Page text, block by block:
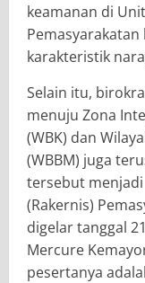
keamanan di
karakteristik
Selain itu,
menuju Zona
(WBK) dan
(WBBM) juga
tersebut
(Rakernis)
digelar tanggal
Mercure
pesertanya